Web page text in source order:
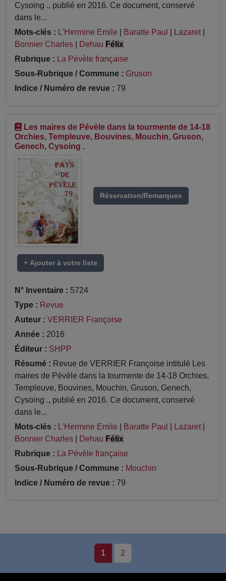
Cysoing ., publié en 2016. Ce document, conservé
dans le...
Mots-clés : L'Hermine Emile Baratte Paul Lazaret
Bonnier Charles
Dehau Félix
Rubrique : La Pévèle française
Sous-Rubrique / Commune : Gruson
Indice / Numéro de revue : 79
Les maires de Pévèle dans la tourmente de 14-18
Orchies, Templeuve, Bouvines, Mouchin, Gruson,
Genech, Cysoing .
Réservation/Remarques
+ Ajouter à votre liste
N° Inventaire : 5724
Type : Revue
Auteur : VERRIER Françoise
Année : 2016
Éditeur : SHPP
Résumé : Revue de VERRIER Françoise intitulé Les
maires de Pévèle dans la tourmente de 14-18 Orchies,
Templeuve, Bouvines, Mouchin, Gruson, Genech,
Cysoing ., publié en 2016. Ce document, conservé
dans le...
Mots-clés : L'Hermine Emile Baratte Paul Lazaret|
Bonnier Charles
Dehau Félix
Rubrique : La Pévèle française
Sous-Rubrique / Commune : Mouchin
Indice / Numéro de revue : 79
1 2